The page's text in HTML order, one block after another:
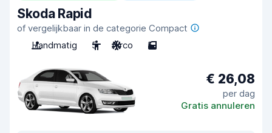
Skoda Rapid
of vergelijkbaar in de categorie Compact
Handmatig
5 Airco 5
€ 26,08
per dag
Gratis annuleren